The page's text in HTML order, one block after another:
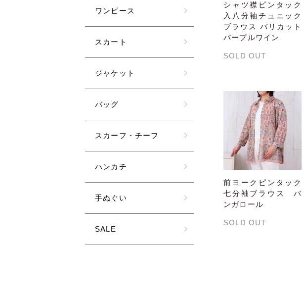
シャツ襟ピンタック
入八分袖チュニック
ブラウス バリカット
パープルワイン
SOLD OUT
前ヨークピンタック
七分袖ブラウス バ
ンガロール
SOLD OUT
ワンピース
スカート
ジャケット
バッグ
スカーフ・チーフ
ハンカチ
手ぬぐい
SALE